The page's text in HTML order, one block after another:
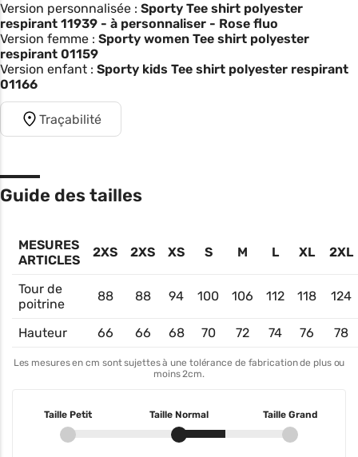
Version personnalisée : Sporty Tee shirt polyester
respirant 11939 - à personnaliser - Rose fluo
Version femme : Sporty women Tee shirt polyester
respirant 01159
Version enfant : Sporty kids Tee shirt polyester respirant
01166
Traçabilité
Guide des tailles
MESURES
ARTICLES
2XS 2XS XS S M L XL 2XL
Tour de
poitrine
88 88 94 100 106 112 118 124
Hauteur 66 66 68 70 72 74 76 78
Les mesures en cm sont sujettes à une tolérance de fabrication de plus ou
moins 2cm.
Taille Petit Taille Normal Taille Grand